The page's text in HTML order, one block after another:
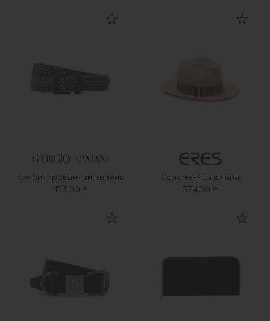
Комбинированный ремень
113 500 ₽
Соломенная шляпа
37 400 ₽